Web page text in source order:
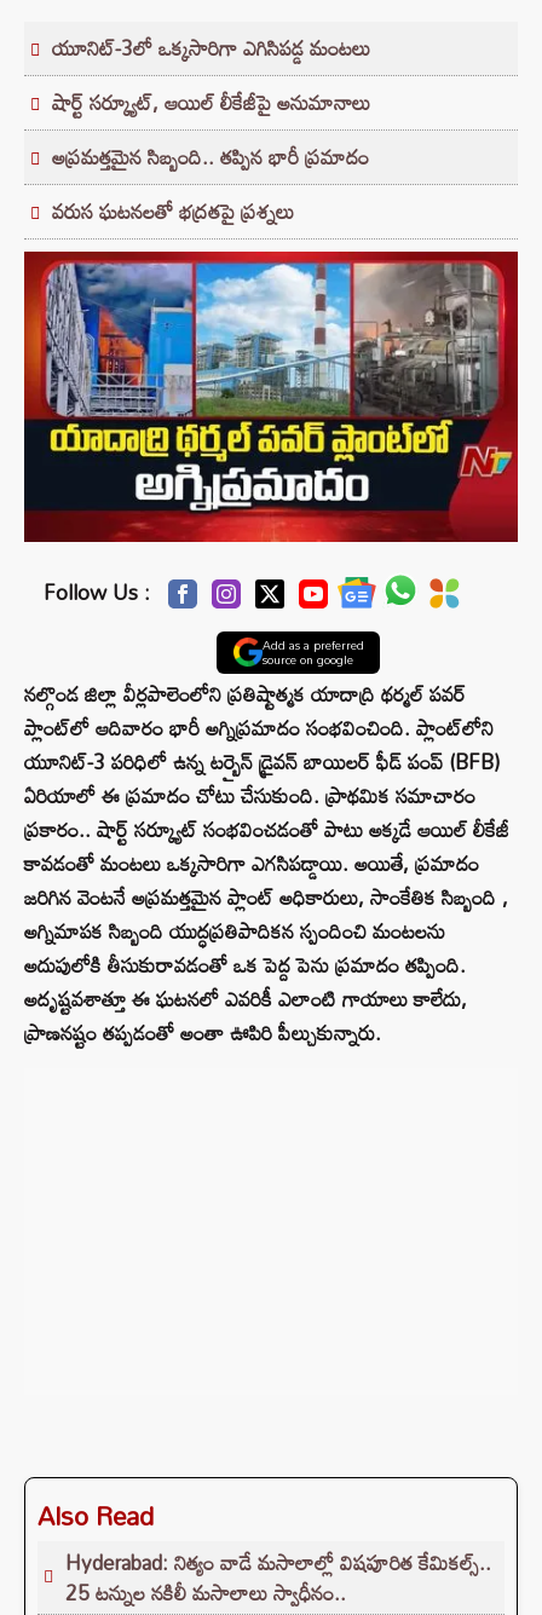
యూనిట్-3లో ఒక్కసారిగా ఎగిసిపడ్డ మంటలు
షార్ట్ సర్క్యూట్, ఆయిల్ లీకేజీపై అనుమానాలు
అప్రమత్తమైన సిబ్బంది.. తప్పిన భారీ ప్రమాదం
వరుస ఘటనలతో భద్రతపై ప్రశ్నలు
Follow Us :
Add as a preferred
source on google
నల్గొండ జిల్లా వీర్లపాలెంలోని ప్రతిష్టాత్మక యాదాద్రి థర్మల్ పవర్
ప్లాంట్‌లో ఆదివారం భారీ అగ్నిప్రమాదం సంభవించింది. ప్లాంట్‌లోని
యూనిట్-3 పరిధిలో ఉన్న టర్బైన్ డ్రైవన్ బాయిలర్ ఫీడ్ పంప్ (BFB)
ఏరియాలో ఈ ప్రమాదం చోటు చేసుకుంది. ప్రాథమిక సమాచారం
ప్రకారం.. షార్ట్ సర్క్యూట్ సంభవించడంతో పాటు అక్కడే ఆయిల్ లీకేజీ
కావడంతో మంటలు ఒక్కసారిగా ఎగసిపడ్డాయి. అయితే, ప్రమాదం
జరిగిన వెంటనే అప్రమత్తమైన ప్లాంట్ అధికారులు, సాంకేతిక సిబ్బంది ,
అగ్నిమాపక సిబ్బంది యుద్ధప్రతిపాదికన స్పందించి మంటలను
అదుపులోకి తీసుకురావడంతో ఒక పెద్ద పెను ప్రమాదం తప్పింది.
అదృష్టవశాత్తూ ఈ ఘటనలో ఎవరికీ ఎలాంటి గాయాలు కాలేదు,
ప్రాణనష్టం తప్పడంతో అంతా ఊపిరి పీల్చుకున్నారు.
Also Read
Hyderabad: నిత్యం వాడే మసాలాల్లో విషపూరిత కేమికల్స్..
25 టన్నుల నకిలీ మసాలాలు స్వాధీనం..